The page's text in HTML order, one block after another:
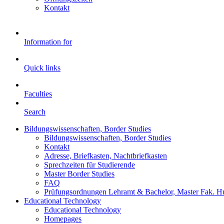
Kontakt
Information for
Quick links
Faculties
Search
Bildungswissenschaften, Border Studies
Bildungswissenschaften, Border Studies
Kontakt
Adresse, Briefkasten, Nachtbriefkasten
Sprechzeiten für Studierende
Master Border Studies
FAQ
Prüfungsordnungen Lehramt & Bachelor, Master Fak.
Educational Technology
Educational Technology
Homepages